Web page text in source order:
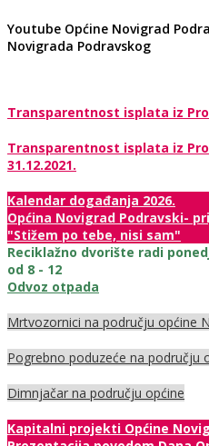
Youtube Općine Novigrad
Novigrada Podravskog
Transparentnost isplata iz
Transparentnost isplata iz
31.12.2021.
Kalendar događanja 2026.
Općina Novigrad Podravski-
"Stižem po tebe, nisi sam"
Reciklažno dvorište radi
od 8 - 12
Odvoz otpada
Mrtvozornici na području općine
Pogrebno poduzeće na području
Dimnjačar na području općine
Kapitalni projekti Općine